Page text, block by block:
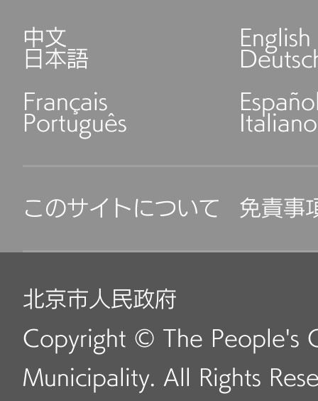
中文 English
日本語
Français
Português Italiano
このサイトについて 免責事
北京市人民政府
Copyright © The People's
Municipality. All Rights